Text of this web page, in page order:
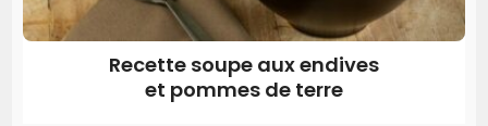
Recette soupe aux endives
et pommes de terre